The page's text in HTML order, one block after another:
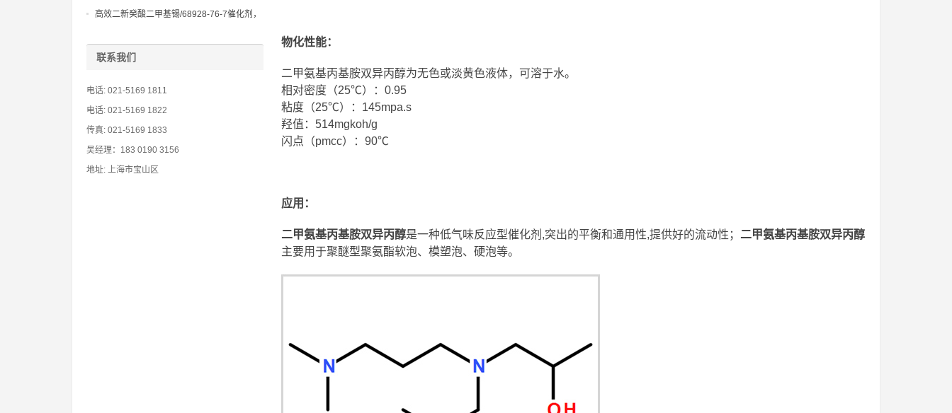
物化性能：
二甲氨基丙基胺双异丙醇为无色或淡黄色液体，可溶于水。
相对密度（25℃）：0.95
粘度（25℃）：145mpa.s
羟值：514mgkoh/g
闪点（pmcc）：90℃
应用 ：
二甲氨基丙基胺双异丙醇是一种低气味反应型催化剂,突出的平衡和通用性,提供好的流动性； 二甲氨基丙基胺双异丙醇
主要用于聚醚型聚氨酯软泡、模塑泡、硬泡等。
复合材料的颜色和外观质量
聚氨酯弹性体的耐化学腐蚀性能
高效二新癸酸二甲基锡/68928-76-7催化剂，
联系我们
电话: 021-5169 1811
电话: 021-5169 1822
传真: 021-5169 1833
吴经理：183 0190 3156
地址: 上海市宝山区